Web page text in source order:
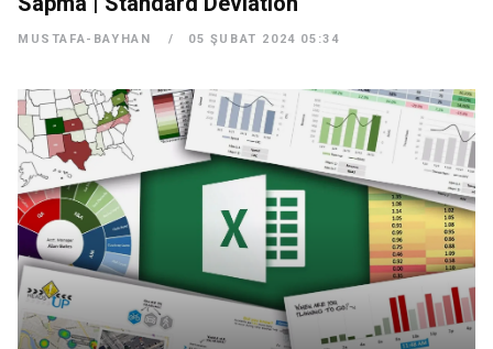
MUSTAFA-BAYHAN 05 ŞUBAT 2024 05:34